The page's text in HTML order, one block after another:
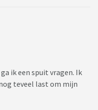
ik een spuit vragen. Ik
teveel last om mijn